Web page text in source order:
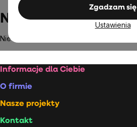
Zgadzam się
Ustawienia
Nuzest
Nuzest
Nie znaleziono towarów marki
Stopka
Informacje dla Ciebie
O firmie
Nasze projekty
Kontakt